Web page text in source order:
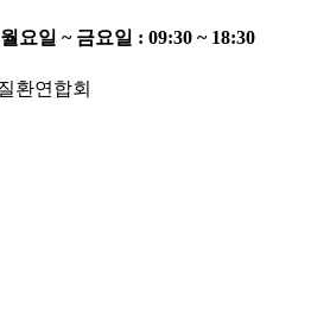
월요일 ~ 금요일 : 09:30 ~ 18:30